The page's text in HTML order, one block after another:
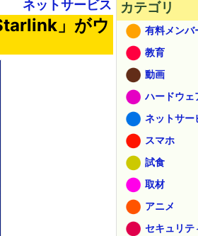
ネットサービス
」がウ
カテゴリ
有料メンバ
教育
動画
ハードウェ
ネットサー
スマホ
試食
取材
アニメ
セキュリテ